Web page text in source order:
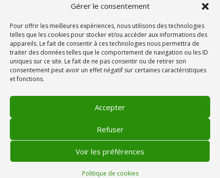
Gérer le consentement
Pour offrir les meilleures expériences, nous utilisons des technologies
telles que les cookies pour stocker et/ou accéder aux informations des
appareils. Le fait de consentir à ces technologies nous permettra de
traiter des données telles que le comportement de navigation ou les ID
uniques sur ce site. Le fait de ne pas consentir ou de retirer son
consentement peut avoir un effet négatif sur certaines caractéristiques
et fonctions.
Accepter
Refuser
Voir les préférences
Politique de cookies
Retrouvez nos réalisations et actualités.
Écrivez-nous sur WhatsApp
© 2026 Grass Universe — Tous droits réservés